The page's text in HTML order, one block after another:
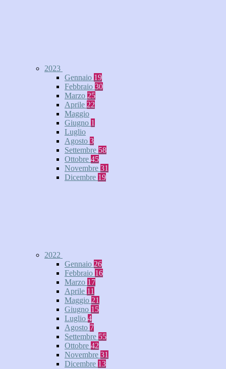
2023
Gennaio 19
Febbraio 30
Marzo 25
Aprile 22
Maggio
Giugno 1
Luglio
Agosto 3
Settembre 58
Ottobre 45
Novembre 31
Dicembre 19
2022
Gennaio 26
Febbraio 16
Marzo 17
Aprile 11
Maggio 21
Giugno 15
Luglio 4
Agosto 7
Settembre 55
Ottobre 42
Novembre 31
Dicembre 13